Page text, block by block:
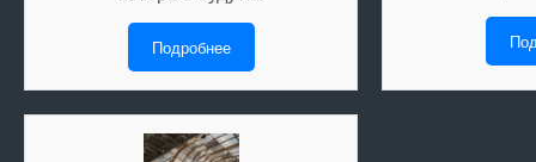
Подробнее